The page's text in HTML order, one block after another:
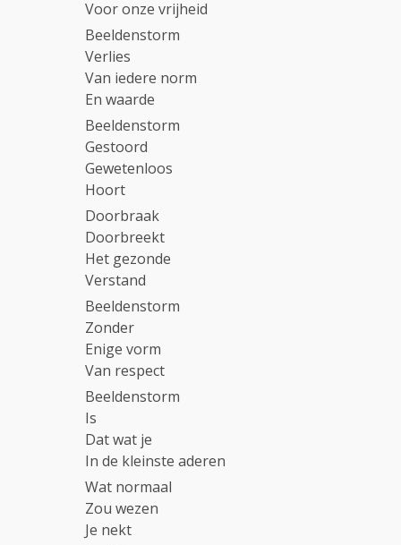
Voor onze vrijheid
Beeldenstorm
Verlies
Van iedere norm
En waarde
Beeldenstorm
Gestoord
Gewetenloos
Hoort
Doorbraak
Doorbreekt
Het gezonde
Verstand
Beeldenstorm
Zonder
Enige vorm
Van respect
Beeldenstorm
Is
Dat wat je
In de kleinste aderen
Wat normaal
Zou wezen
Je nekt